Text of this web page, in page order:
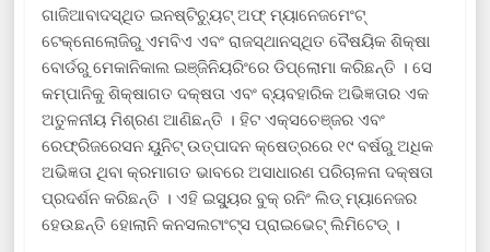
ଗାଜିଆବାଦସ୍ଥିତ ଇନଷ୍ଟିଚ୍ୟୁଟ୍ ଅଫ୍ ମ୍ୟାନେଜମେଂଟ୍
ଟେକ୍ନୋଲୋଜିରୁ ଏମବିଏ ଏବଂ ରାଜସ୍ଥାନସ୍ଥିତ ବୈଷୟିକ ଶିକ୍ଷା
ବୋର୍ଡରୁ ମେକାନିକାଲ ଇଞ୍ଜିନିୟରିଂରେ ଡିପ୍ଲୋମା କରିଛନ୍ତି । ସେ
କମ୍ପାନିକୁ ଶିକ୍ଷାଗତ ଦକ୍ଷତା ଏବଂ ବ୍ୟବହାରିକ ଅଭିଜ୍ଞତାର ଏକ
ଅତୁଳନୀୟ ମିଶ୍ରଣ ଆଣିଛନ୍ତି । ହିଟ ଏକ୍ସଚେଞ୍ଜର ଏବଂ
ରେଫ୍ରିଜରେସନ ୟୁନିଟ୍ ଉତ୍ପାଦନ କ୍ଷେତ୍ରରେ ୧୯ ବର୍ଷରୁ ଅଧିକ
ଅଭିଜ୍ଞତା ଥିବା କ୍ରମାଗତ ଭାବରେ ଅସାଧାରଣ ପରିଚାଳନା ଦକ୍ଷତା
ପ୍ରଦର୍ଶନ କରିଛନ୍ତି । ଏହି ଇସ୍ୟୁର ବୁକ୍ ରନିଂ ଲିଡ୍ ମ୍ୟାନେଜର
ହେଉଛନ୍ତି ହୋଲାନି କନସଲଟାଂଟ୍‌ସ ପ୍ରାଇଭେଟ୍ ଲିମିଟେଡ୍ ।